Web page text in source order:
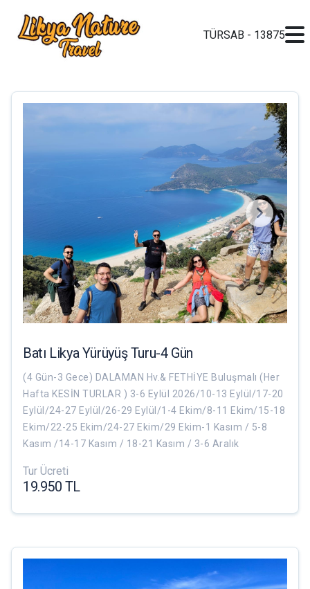
TÜRSAB - 13875
Batı Likya Yürüyüş Turu-4 Gün
(4 Gün-3 Gece) DALAMAN Hv.& FETHİYE Buluşmalı (Her
Hafta KESİN TURLAR ) 3-6 Eylül 2026/10-13 Eylül/17-20
Eylül/24-27 Eylül/26-29 Eylül/1-4 Ekim/8-11 Ekim/15-18
Ekim/22-25 Ekim/24-27 Ekim/29 Ekim-1 Kasım / 5-8
Kasım /14-17 Kasım / 18-21 Kasım / 3-6 Aralık
Tur Ücreti
19.950 TL